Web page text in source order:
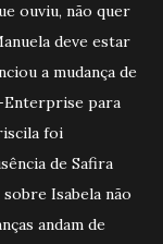
ouviu, não quer
deve estar
a mudança de
Enterprise para
foi
de Safira
Isabela não
andam de